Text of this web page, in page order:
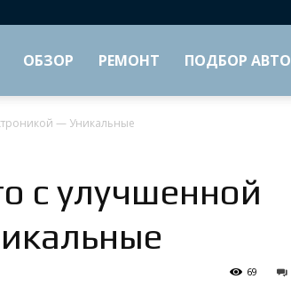
ОБЗОР РЕМОНТ ПОДБОР АВТО
— Уникальные
с улучшенной
69